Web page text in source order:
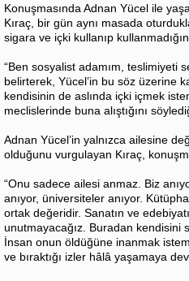
Konuşmasında Adnan Yücel ile
Kıraç, bir gün aynı masada
sigara ve içki kullanıp
“Ben sosyalist adamım, teslimiyeti
belirterek, Yücel’in bu söz üzerine
kendisinin de aslında içki içmek
meclislerinde buna alıştığını
Adnan Yücel’in yalnızca ailesine
olduğunu vurgulayan Kıraç,
“Onu sadece ailesi anmaz. Biz
anıyor, üniversiteler anıyor.
ortak değeridir. Sanatın ve
unutmayacağız. Buradan kendisini
İnsan onun öldüğüne inanmak
ve bıraktığı izler hâlâ yaşamaya